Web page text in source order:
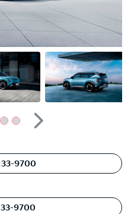
Próximo
9700
9700